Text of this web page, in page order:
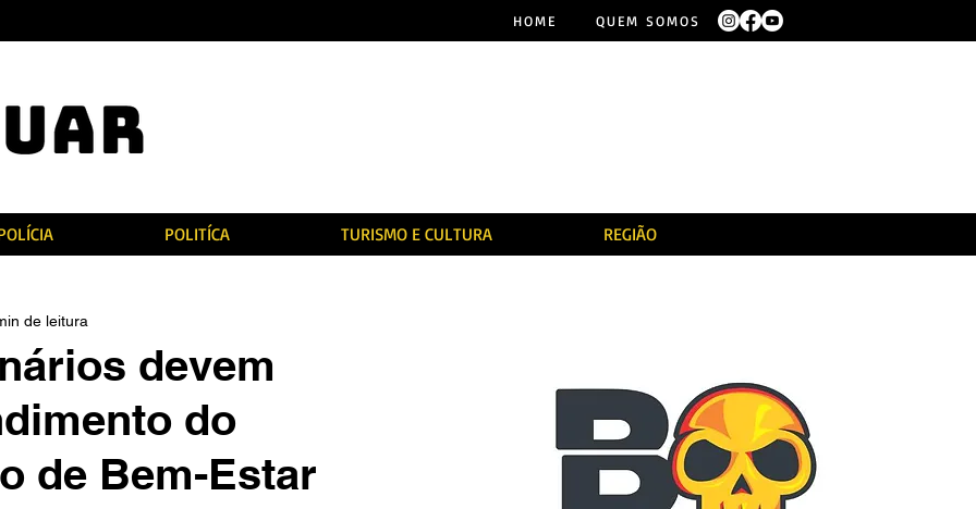
HOME QUEM SOMOS
POLITÍCA TURISMO E CULTURA REGIÃO
devem
do
de Bem-Estar
de leitura